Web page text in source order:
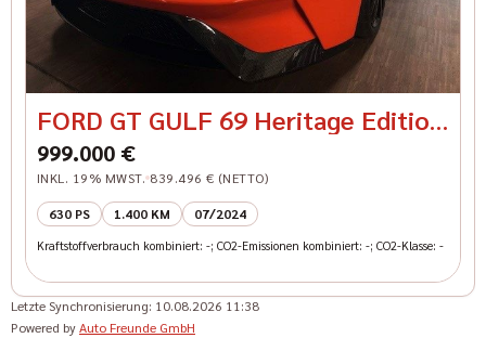
FORD GT GULF 69 Heritage Edition
Carbon Felgen
999.000 €
INKL. 19% MWST. 839.496 € (NETTO)
630 PS 1.400 KM 07/2024
Kraftstoffverbrauch kombiniert: -; CO2-Emissionen kombiniert: -; CO2-Klasse: -
Letzte Synchronisierung: 10.08.2026 11:38
Powered byAuto Freunde GmbH